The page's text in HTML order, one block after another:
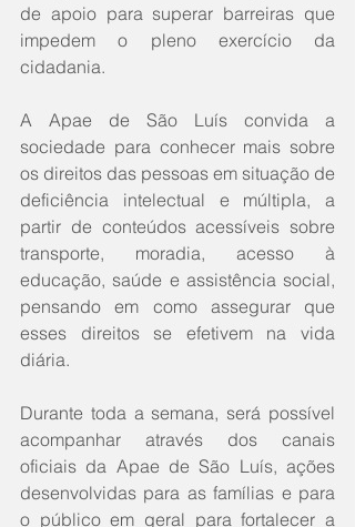
de apoio para superar barreiras que
impedem o pleno exercício da
cidadania.
A Apae de São Luís convida a
sociedade para conhecer mais sobre
os direitos das pessoas em situação de
deficiência intelectual e múltipla, a
partir de conteúdos acessíveis sobre
transporte, moradia, acesso à
educação, saúde e assistência social,
pensando em como assegurar que
esses direitos se efetivem na vida
diária.
Durante toda a semana, será possível
acompanhar através dos canais
oficiais da Apae de São Luís, ações
desenvolvidas para as famílias e para
o público em geral para fortalecer a